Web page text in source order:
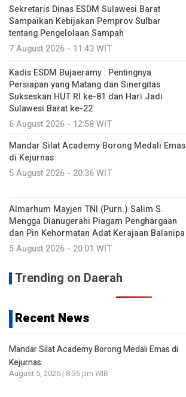
Sekretaris Dinas ESDM Sulawesi Barat
Sampaikan Kebijakan Pemprov Sulbar
tentang Pengelolaan Sampah
7 August 2026 - 11:43 WIT
Kadis ESDM Bujaeramy : Pentingnya
Persiapan yang Matang dan Sinergitas
Sukseskan HUT RI ke-81 dan Hari Jadi
Sulawesi Barat ke-22
6 August 2026 - 12:58 WIT
Mandar Silat Academy Borong Medali Emas
di Kejurnas
5 August 2026 - 20:36 WIT
Almarhum Mayjen TNI (Purn.) Salim S.
Mengga Dianugerahi Piagam Penghargaan
dan Pin Kehormatan Adat Kerajaan Balanipa
5 August 2026 - 20:01 WIT
Trending on Daerah
Recent News
Mandar Silat Academy Borong Medali Emas di
Kejurnas
August 5, 2026 | 8:36 pm WIB